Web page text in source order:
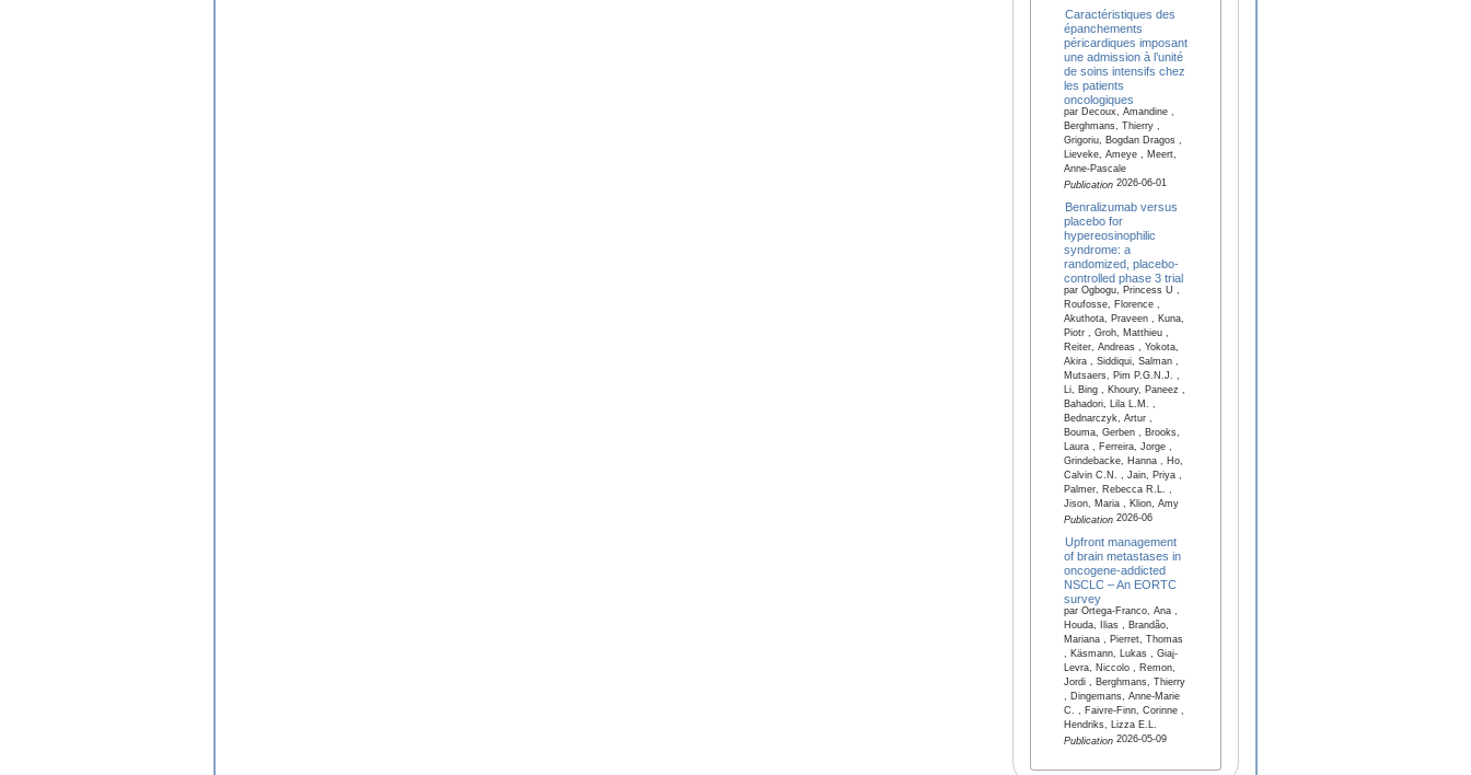
Caractéristiques des
épanchements
péricardiques imposant
une admission à l’unité
de soins intensifs chez
les patients
oncologiques
par Decoux, Amandine ,
Berghmans, Thierry ,
Grigoriu, Bogdan Dragos ,
Lieveke, Ameye , Meert,
Anne-Pascale
Publication2026-06-01
Benralizumab versus
placebo for
hypereosinophilic
syndrome: a
randomized, placebo-
controlled phase 3 trial
par Ogbogu, Princess U ,
Roufosse, Florence ,
Akuthota, Praveen , Kuna,
Piotr , Groh, Matthieu ,
Reiter, Andreas , Yokota,
Akira , Siddiqui, Salman ,
Mutsaers, Pim P.G.N.J. ,
Li, Bing , Khoury, Paneez ,
Bahadori, Lila L.M. ,
Bednarczyk, Artur ,
Bouma, Gerben , Brooks,
Laura , Ferreira, Jorge ,
Grindebacke, Hanna , Ho,
Calvin C.N. , Jain, Priya ,
Palmer, Rebecca R.L. ,
Jison, Maria , Klion, Amy
Publication2026-06
Upfront management
of brain metastases in
oncogene‑addicted
NSCLC – An EORTC
survey
par Ortega-Franco, Ana ,
Houda, Ilias , Brandão,
Mariana , Pierret, Thomas
, Käsmann, Lukas , Giaj-
Levra, Niccolo , Remon,
Jordi , Berghmans, Thierry
, Dingemans, Anne-Marie
C. , Faivre-Finn, Corinne ,
Hendriks, Lizza E.L.
Publication2026-05-09